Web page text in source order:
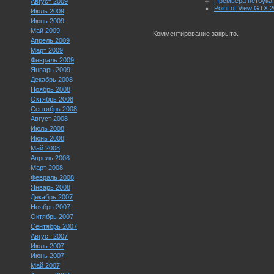
Июль 2009
Июнь 2009
Май 2009
Апрель 2009
Март 2009
Февраль 2009
Январь 2009
Декабрь 2008
Ноябрь 2008
Октябрь 2008
Сентябрь 2008
Август 2008
Июль 2008
Июнь 2008
Май 2008
Апрель 2008
Март 2008
Февраль 2008
Январь 2008
Декабрь 2007
Ноябрь 2007
Октябрь 2007
Сентябрь 2007
Август 2007
Июль 2007
Июнь 2007
Май 2007
Point of View GTX
Комментирование закрыто.